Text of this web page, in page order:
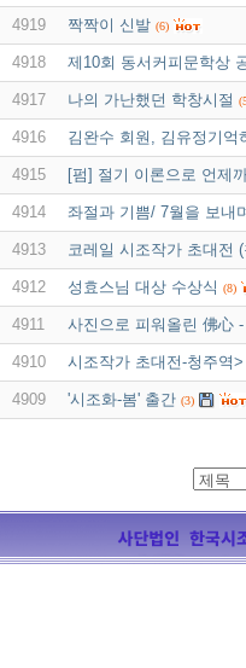
4919 짝짝이 신발 (6)
4918 제10회 동서커피문학상
4917 나의 가난했던 학창시절
4916 김완수 회원, 김유정기억
4915 [펌] 절기 이론으로 언제
4914 좌절과 기쁨/ 7월을 보내
4913 코레일 시조작가 초대전
4912 성효스님 대상 수상식 (8)
4911 사진으로 피워올린 佛心
4910 시조작가 초대전-청주역
4909 '시조화-봄' 출간 (3)